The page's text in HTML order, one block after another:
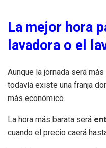
La mejor hora
lavadora o el
Aunque la jornada será
todavía existe una franja
más económico.
La hora más barata será
cuando el precio caerá